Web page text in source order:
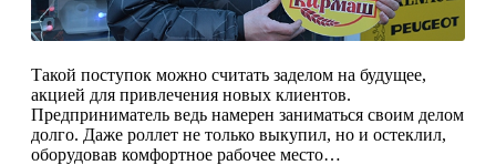
Такой поступок можно считать заделом на будущее,
акцией для привлечения новых клиентов.
Предприниматель ведь намерен заниматься своим делом
долго. Даже роллет не только выкупил, но и остеклил,
оборудовав комфортное рабочее место…